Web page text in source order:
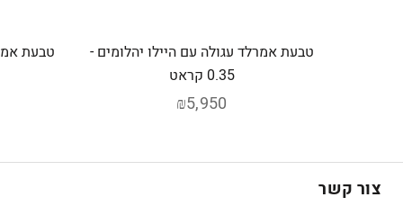
טבעת אמרלד עגולה עם היילו יהלומים -
0.35 קראט
₪5,950
טבעת
צור קשר